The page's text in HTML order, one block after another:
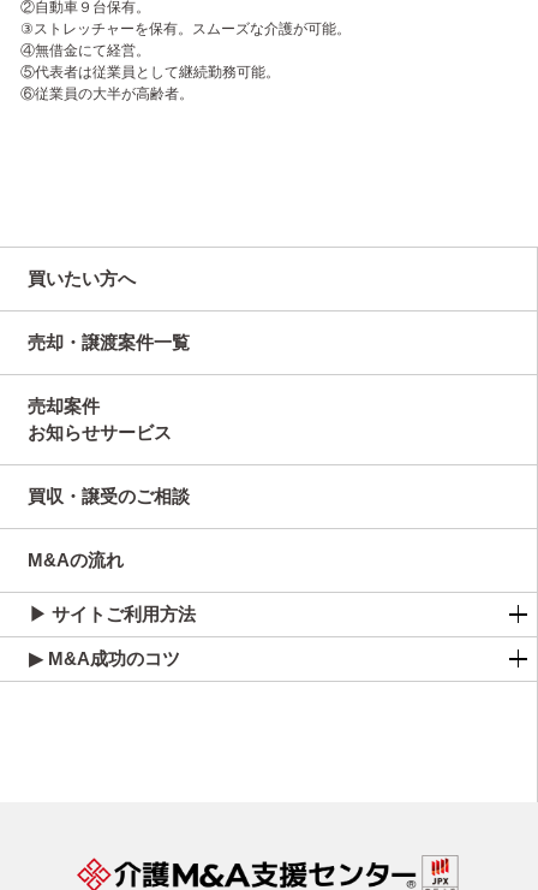
②自動車９台保有。
③ストレッチャーを保有。スムーズな介護が可能。
④無借金にて経営。
⑤代表者は従業員として継続勤務可能。
⑥従業員の大半が高齢者。
買いたい方へ
売却・譲渡案件一覧
売却案件
お知らせサービス
買収・譲受のご相談
M&Aの流れ
▶ サイトご利用方法
▶ M&A成功のコツ